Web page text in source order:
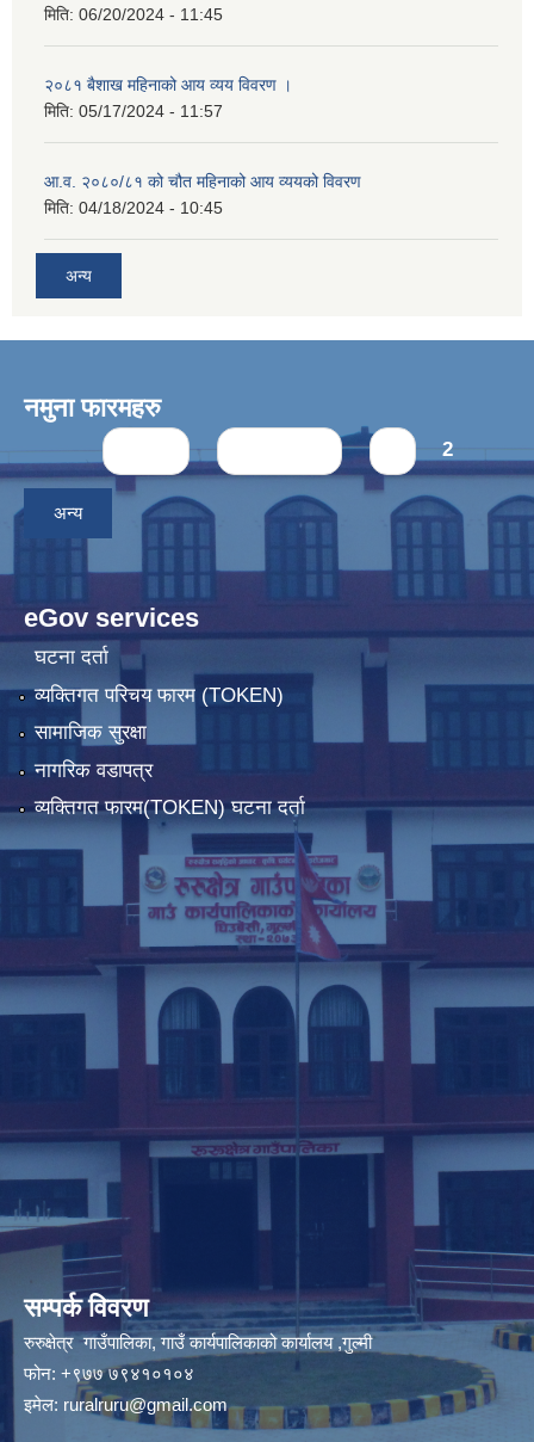
मिति: 06/20/2024 - 11:45
२०८१ बैशाख महिनाको आय व्यय विवरण ।
मिति: 05/17/2024 - 11:57
आ.व. २०८०/८१ को चौत महिनाको आय व्ययको विवरण
मिति: 04/18/2024 - 10:45
अन्य
नमुना फारमहरु
Pages 2
अन्य
eGov services
घटना दर्ता
व्यक्तिगत परिचय फारम (TOKEN)
सामाजिक सुरक्षा
नागरिक वडापत्र
व्यक्तिगत फारम(TOKEN) घटना दर्ता
सम्पर्क विवरण
रुरुक्षेत्र गाउँपालिका, गाउँ कार्यपालिकाको कार्यालय ,गुल्मी
फोन: +९७७ ७९४१०१०४
इमेल: ruralruru@gmail.com